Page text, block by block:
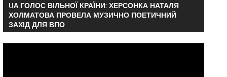
UA ГОЛОС ВІЛЬНОЇ КРАЇНИ: ХЕРСОНКА НАТАЛЯ
ХОЛМАТОВА ПРОВЕЛА МУЗИЧНО ПОЕТИЧНИЙ
ЗАХІД ДЛЯ ВПО